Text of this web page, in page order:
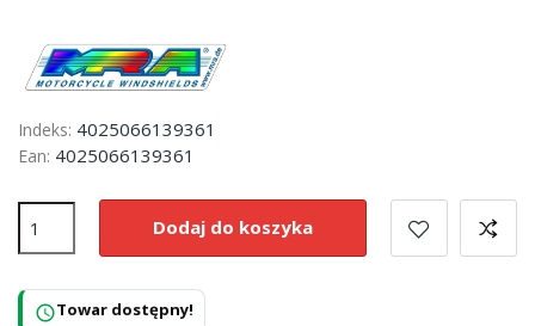
Indeks: 4025066139361
Ean: 4025066139361
Dodaj do koszyka
scheduleTowar dostępny!